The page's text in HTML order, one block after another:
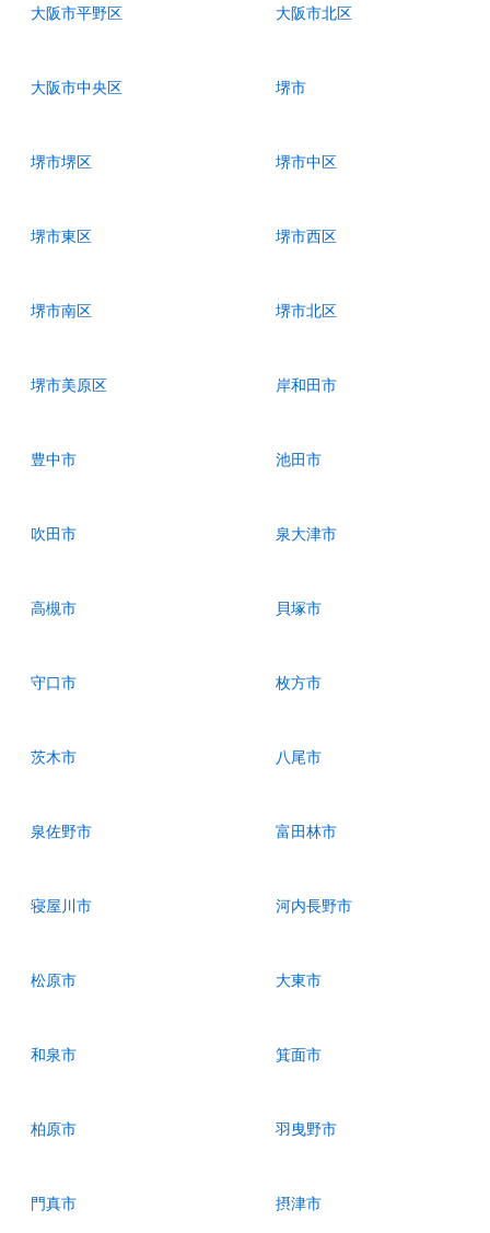
大阪市平野区 大阪市北区
大阪市中央区 堺市
堺市堺区 堺市中区
堺市東区 堺市西区
堺市南区 堺市北区
堺市美原区 岸和田市
豊中市 池田市
吹田市 泉大津市
高槻市 貝塚市
守口市 枚方市
茨木市 八尾市
泉佐野市 富田林市
寝屋川市 河内長野市
松原市 大東市
和泉市 箕面市
柏原市 羽曳野市
門真市 摂津市